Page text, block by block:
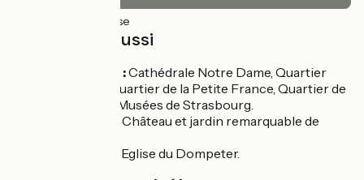
(100%) Lisse
À découvrir aussi
Strasbourg :Cathédrale Notre Dame, Quartier
Européen, Quartier de la Petite France, Quartier de
la Neustadt, Musées de Strasbourg.
Château et jardin remarquable de
Eglise du Dompeter.